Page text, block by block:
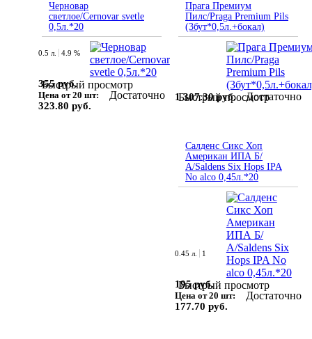
Черновар
светлое/Cernovar svetle
0,5л.*20
Быстрый просмотр
0.5 л. 4.9 %
355 руб.
Цена от 20 шт:
323.80 руб.
Достаточно
Прага Премиум
Пилс/Praga Premium Pils
(3бут*0,5л.+бокал)
Быстрый просмотр
1 307.30 руб. Достаточно
Салденс Сикс Хоп
Американ ИПА Б/
А/Saldens Six Hops IPA
No alco 0,45л.*20
Быстрый просмотр
0.45 л. 1
195 руб.
Цена от 20 шт:
177.70 руб.
Достаточно